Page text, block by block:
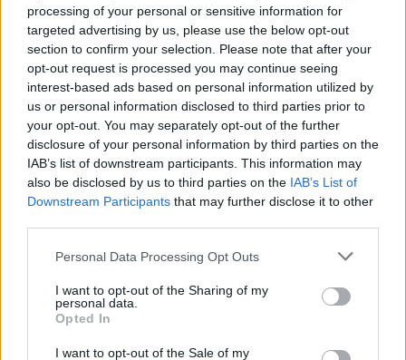
processing of your personal or sensitive information for
targeted advertising by us, please use the below opt-out
section to confirm your selection. Please note that after your
opt-out request is processed you may continue seeing
interest-based ads based on personal information utilized by
us or personal information disclosed to third parties prior to
your opt-out. You may separately opt-out of the further
disclosure of your personal information by third parties on the
IAB’s list of downstream participants. This information may
also be disclosed by us to third parties on the IAB’s List of
Downstream Participants that may further disclose it to other
Please note that this website/app uses one or more Google
not limited to your visit or usage behaviour. You may click to
grant or deny consent to Google and its third-party tags to
use your data for below specified purposes in below Google
consent section.
Personal Data Processing Opt Outs
I want to opt-out of the Sharing of my
personal data.
Opted In
I want to opt-out of the Sale of my